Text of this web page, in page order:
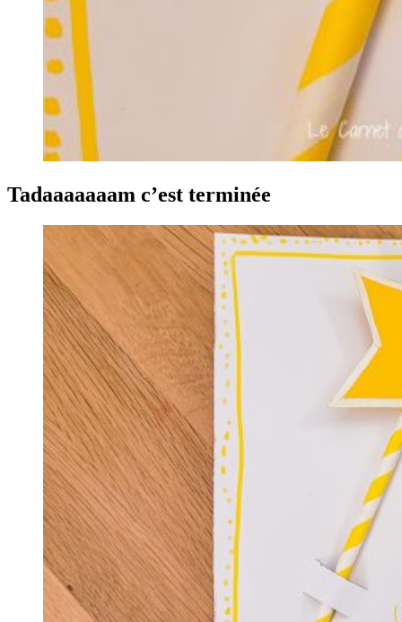
Tadaaaaaaam c’est terminée